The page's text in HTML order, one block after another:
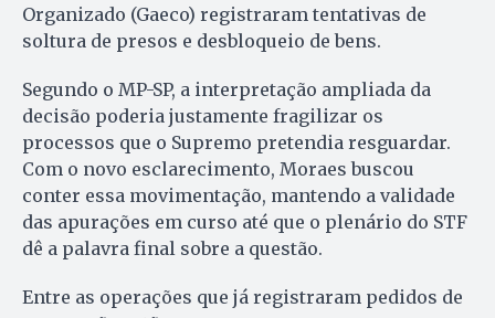
Organizado (Gaeco) registraram tentativas de
soltura de presos e desbloqueio de bens.
Segundo o MP-SP, a interpretação ampliada da
decisão poderia justamente fragilizar os
processos que o Supremo pretendia resguardar.
Com o novo esclarecimento, Moraes buscou
conter essa movimentação, mantendo a validade
das apurações em curso até que o plenário do STF
dê a palavra final sobre a questão.
Entre as operações que já registraram pedidos de